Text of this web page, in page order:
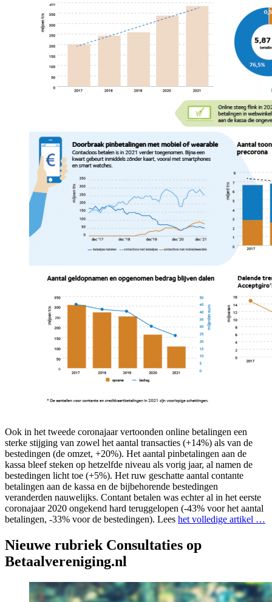
Ook in het tweede coronajaar vertoonden online betalingen een
sterke stijging van zowel het aantal transacties (+14%) als van de
bestedingen (de omzet, +20%). Het aantal pinbetalingen aan de
kassa bleef steken op hetzelfde niveau als vorig jaar, al namen de
bestedingen licht toe (+5%). Het ruw geschatte aantal contante
betalingen aan de kassa en de bijbehorende bestedingen
veranderden nauwelijks. Contant betalen was echter al in het eerste
coronajaar 2020 ongekend hard teruggelopen (-43% voor het aantal
betalingen, -33% voor de bestedingen). Lees het volledige artikel …
Nieuwe rubriek Consultaties op
Betaalvereniging.nl